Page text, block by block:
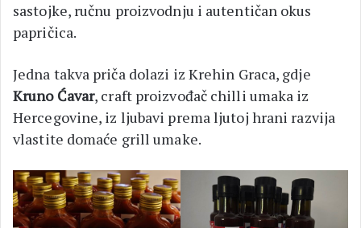
sastojke, ručnu proizvodnju i autentičan okus
papričica.
Jedna takva priča dolazi iz Krehin Graca, gdje
Kruno Ćavar, craft proizvođač chilli umaka iz
Hercegovine, iz ljubavi prema ljutoj hrani razvija
vlastite domaće grill umake.